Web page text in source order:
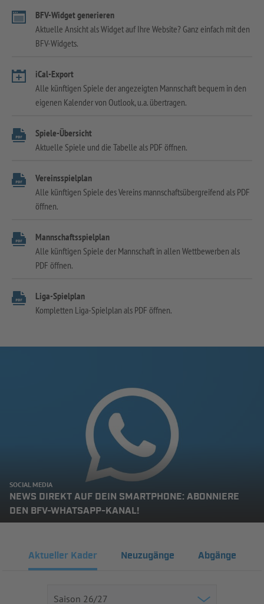
BFV-Widget generieren
Aktuelle Ansicht als Widget auf Ihre Website? Ganz einfach mit den
BFV-Widgets.
iCal-Export
Alle künftigen Spiele der angezeigten Mannschaft bequem in den
eigenen Kalender von Outlook, u.a. übertragen.
Spiele-Übersicht
Aktuelle Spiele und die Tabelle als PDF öffnen.
Vereinsspielplan
Alle künftigen Spiele des Vereins mannschaftsübergreifend als PDF
öffnen.
Mannschaftsspielplan
Alle künftigen Spiele der Mannschaft in allen Wettbewerben als
PDF öffnen.
Liga-Spielplan
Kompletten Liga-Spielplan als PDF öffnen.
SOCIAL MEDIA
NEWS DIREKT AUF DEIN SMARTPHONE: ABONNIERE
DEN BFV-WHATSAPP-KANAL!
Aktueller Kader Neuzugänge Abgänge